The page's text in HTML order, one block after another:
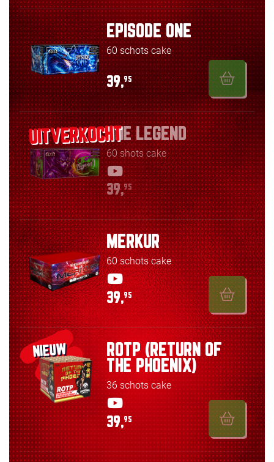
EPISODE ONE
60 schots cake
39,95
THE LEGEND
60 shots cake
39,95
MERKUR
60 schots cake
39,95
NIEUW
ROTP (RETURN OF
THE PHOENIX)
36 schots cake
39,95